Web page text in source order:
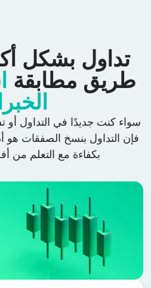
تداول بشكل
طريق مطابقة
سواء كنت جديدًا في التداول أو
فإن التداول بنسخ الصفقات هو
بكفاءة مع التعلم من